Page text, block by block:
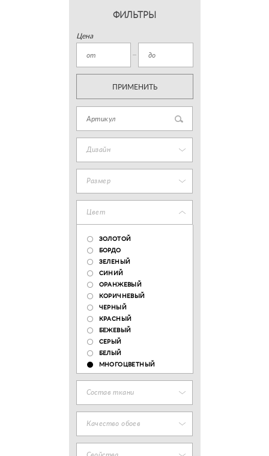
ФИЛЬТРЫ
Цена
ПРИМЕНИТЬ
Дизайн
Размер
Цвет
ЗОЛОТОЙ
БОРДО
ЗЕЛЕНЫЙ
СИНИЙ
ОРАНЖЕВЫЙ
КОРИЧНЕВЫЙ
ЧЕРНЫЙ
КРАСНЫЙ
БЕЖЕВЫЙ
СЕРЫЙ
БЕЛЫЙ
МНОГОЦВЕТНЫЙ
Состав ткани
Качество обоев